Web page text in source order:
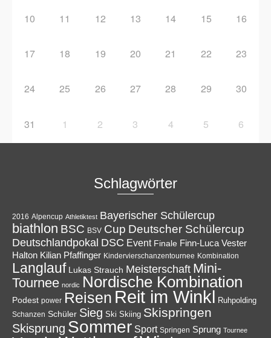
10 11 12 13 14 15 16
17 18 19 20 21 22 23
24 25 26 27 28 29 30
31 1 2 3 4 5 6
Schlagwörter
2016 Alpencup Athletiktest Bayerischer Schülercup
biathlon BSC BSV Cup Deutscher Schülercup
Deutschlandpokal DSC Event Finale Finn-Luca Vester
Halton Kilian Pfaffinger Kindervierschanzentournee Kombination
Langlauf Lukas Strauch Meisterschaft Mini-
Tournee nordic Nordische Kombination
Podest power Reisen Reit im Winkl Ruhpolding
Schanzen Schüler Sieg Ski Skiing Skispringen
Skisprung Sommer Sport Springen Sprung Tournee